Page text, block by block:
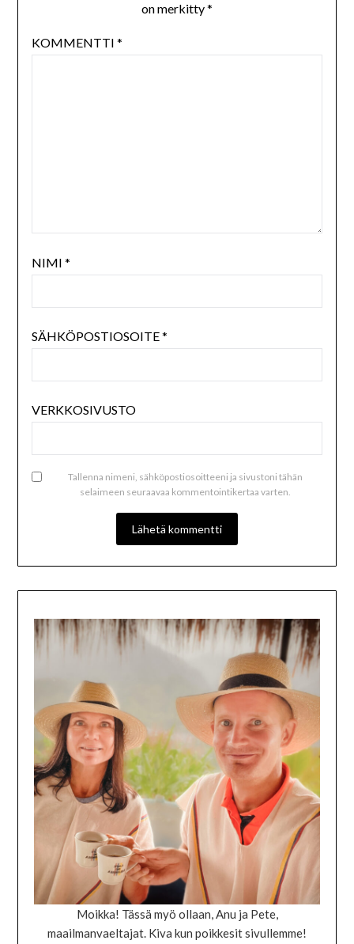
on merkitty*
KOMMENTTI *
NIMI *
SÄHKÖPOSTIOSOITE*
VERKKOSIVUSTO
Tallenna nimeni, sähköpostiosoitteeni ja sivustoni tähän
selaimeen seuraavaa kommentointikertaa varten.
Moikka! Tässä myö ollaan, Anu ja Pete,
maailmanvaeltajat. Kiva kun poikkesit sivullemme!